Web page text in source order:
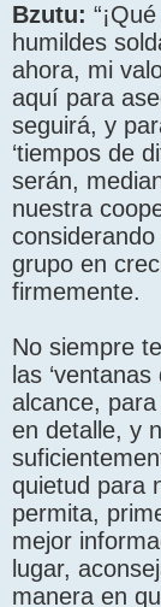
Bzutu:
humildes
ahora, mi
aquí para
seguirá, y
‘tiempos de
serán,
nuestra
grupo en
firmemente.
No siempre
las
alcance,
en detalle, y
quietud para
permita,
mejor
lugar,
manera en